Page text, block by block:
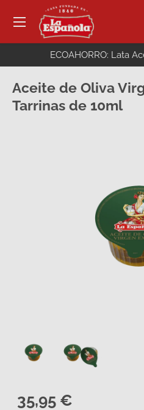
Ir al contenido
BuscarBuscar
Menú
ECOAHORRO: Lata
Aceite de Oliva
Tarrinas de 10ml
35,95 €